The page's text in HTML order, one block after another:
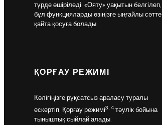
түрде өшіріледі. «Ояту» уақытын белгілеп,
бұл функцияларды өзіңізге ыңғайлы сәтте
қайта қосуға болады.
ҚОРҒАУ РЕЖИМІ
Көлігіңізге рұқсатсыз араласу туралы
ескертіп, Қорғау режимі3, 4 тәулік бойына
тыныштық сыйлай алады.